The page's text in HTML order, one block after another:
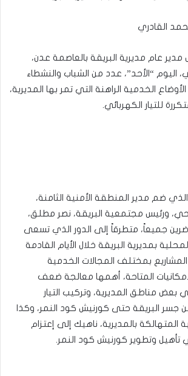
القادري
مدير عام مديرية البريقة بالعاصمة عدن،
اليوم “الأحد”، عدد من الشباب والنشطاء
الخدمية الراهنة التي تمر بها المديرية،
للتيار الكهربائي.
ضم مدير المنطقة الأمنية الثامنة،
ورئيس مجتمعية البريقة، نصر مطلق،
جميعاً، متطرقاً إلى الدور الذي تسعى
بمديرية البريقة خلال الأيام القادمة
بمختلف المجالات الخدمية
المتاحة، أهمها معالجة ضعف
بعض مناطق المديرية، وتركيب التيار
جسر البريقة حتى كورنيش كود النمر، وكذا
المتهالكة بالمديرية، ناهيك إلى إعتزام
تأهيل وتطوير كورنيش كود النمر.